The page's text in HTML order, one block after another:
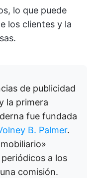
lo que puede
los clientes y la
de publicidad
la primera
fue fundada
B. Palmer.
a los
comisión.